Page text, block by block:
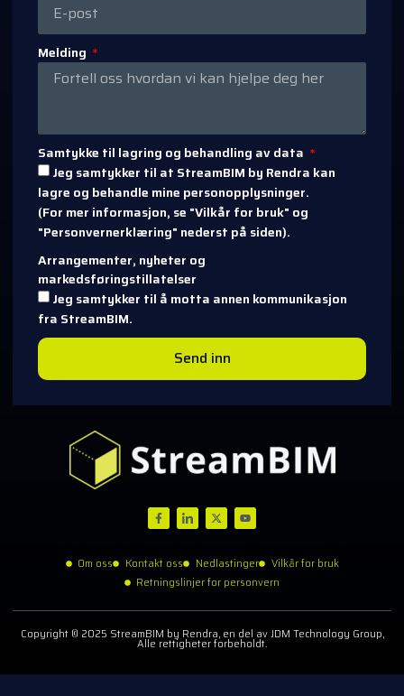
Melding
Samtykke til lagring og behandling av data
Jeg samtykker til at StreamBIM by Rendra kan
lagre og behandle mine personopplysninger.
(For mer informasjon, se "Vilkår for bruk" og
"Personvernerklæring" nederst på siden).
Arrangementer, nyheter og
markedsføringstillatelser
Jeg samtykker til å motta annen kommunikasjon
fra StreamBIM.
Send inn
Om oss Kontakt oss Nedlastinger
Vilkår for bruk
Retningslinjer for personvern
Copyright © 2025 StreamBIM by Rendra, en del av JDM Technology Group,
Alle rettigheter forbeholdt.